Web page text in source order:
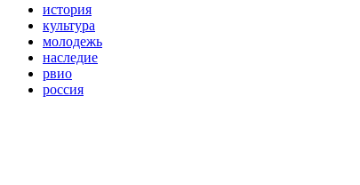
история
культура
молодежь
наследие
рвио
россия